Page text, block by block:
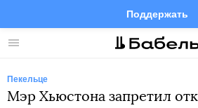
Меню
Поддержать
FacebookTelegram
Пекельце
Мэр Хьюстона запретил